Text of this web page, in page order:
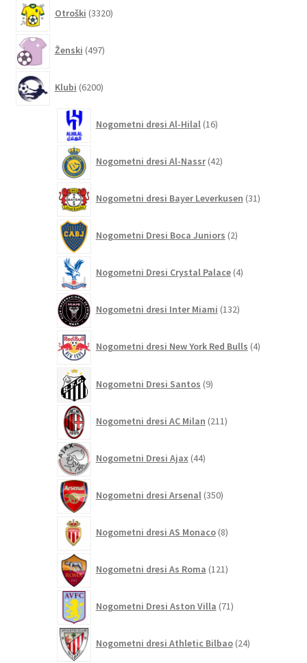
Otroški 3320izdelkov
Ženski 497izdelkov
Klubi 6200izdelkov
Nogometni dresi Al-Hilal 16izdelkov
Nogometni dresi Al-Nassr 42izdelkov
Nogometni dresi Bayer Leverkusen 31izdelkov
Nogometni Dresi Boca Juniors 2izdelka
Nogometni Dresi Crystal Palace 4izdelki
Nogometni dresi Inter Miami 132izdelkov
Nogometni dresi New York Red Bulls 4izdelki
Nogometni Dresi Santos 9izdelkov
Nogometni dresi AC Milan 211izdelkov
Nogometni Dresi Ajax 44izdelkov
Nogometni dresi Arsenal 350izdelkov
Nogometni dresi AS Monaco 8izdelkov
Nogometni dresi As Roma 121izdelkov
Nogometni Dresi Aston Villa 71izdelkov
Nogometni dresi Athletic Bilbao 24izdelkov